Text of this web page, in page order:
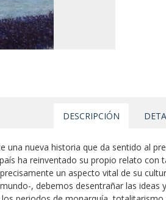
DESCRIPCIÓN
una nueva historia que da sentido al
ha reinventado su propio relato
un aspecto vital de su
, debemos desentrañar las